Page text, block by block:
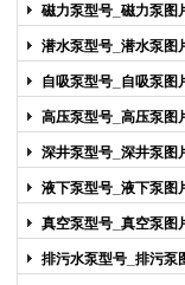
磁力泵型号_磁力泵图
潜水泵型号_潜水泵图
自吸泵型号_自吸泵图
高压泵型号_高压泵图
深井泵型号_深井泵图
液下泵型号_液下泵图
真空泵型号_真空泵图
排污水泵型号_排污泵